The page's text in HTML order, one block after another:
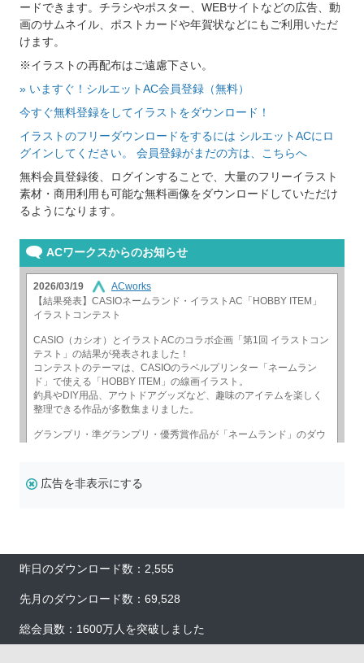
ードできます。チラシやポスター、WEBサイトなどの広告、動
画のサムネイル、ポストカードや年賀状などにもご利用いただ
けます。
※イラストの再配布はご遠慮下さい。
» いますぐ！シルエットAC会員登録（無料）
今すぐ無料登録をしてイラストをダウンロード！
イラストのフリーダウンロードをするには シルエットACにロ
グインしてください。 会員登録がまだの方は、こちらへ
無料会員登録後、ログインすることで、大量のフリーイラスト
素材・商用利用も可能な無料画像をダウンロードしていただけ
るようになります。
広告を非表示にする
昨日のダウンロード数：2,555
先月のダウンロード数：69,528
総会員数：1600万人を突破しました